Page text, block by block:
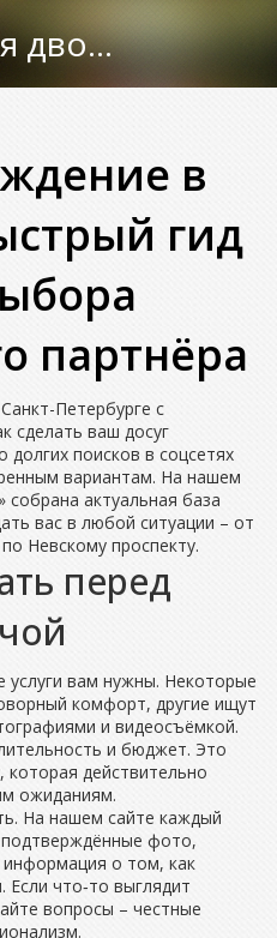
Миллениум для двоих
в
гид
партнёра
Петербурге с
сделать ваш досуг
поисков в соцсетях
вариантам. На нашем
актуальная база
вас в любой ситуации – от
Невскому проспекту.
перед
услуги вам нужны. Некоторые
комфорт, другие ищут
и видеосъёмкой.
и бюджет. Это
действительно
ожиданиям.
На нашем сайте каждый
фото,
о том, как
что‑то выглядит
вопросы – честные